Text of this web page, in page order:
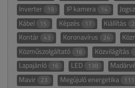
Inverter 19 IP kamera 14
Kábel 15 Képzés 17 Kiállítás
Kontár 43 Koronavírus 24
Közműszolgáltató 16 Közvilágítás
Lapajánló 16 LED 138
Mavir 23 Megújuló energetika 111